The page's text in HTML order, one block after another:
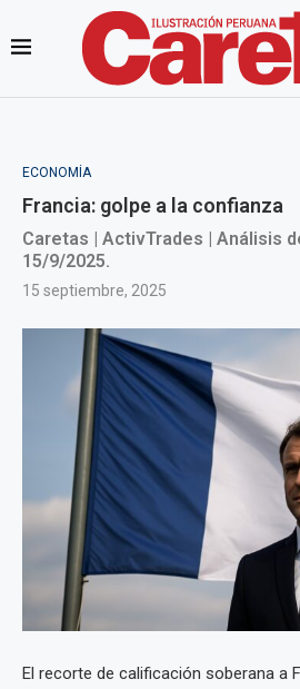
ECONOMÍA
Francia: golpe a la confianza
Caretas | ActivTrades | Análisis
15/9/2025.
15 septiembre, 2025
El recorte de calificación soberana a